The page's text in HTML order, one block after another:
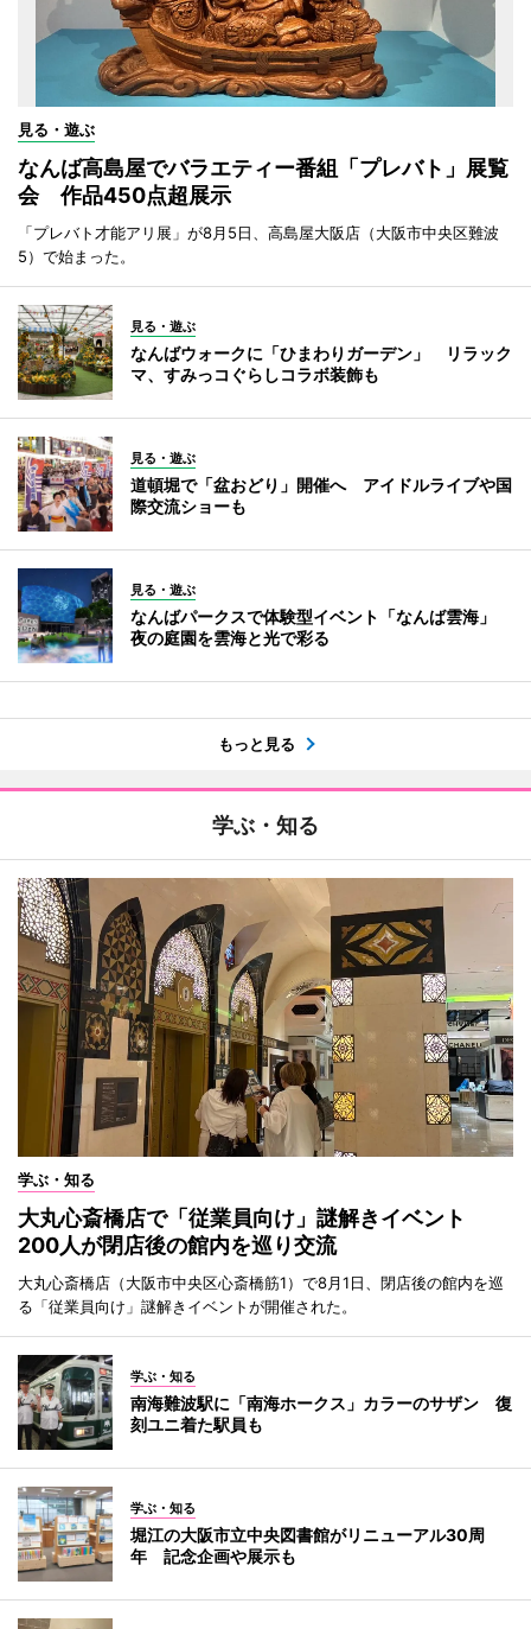
見る・遊ぶ
なんば高島屋でバラエティー番組「プレバト」展覧
会 作品450点超展示
「プレバト才能アリ展」が8月5日、高島屋大阪店（大阪市中央区難波
5）で始まった。
見る・遊ぶ
なんばウォークに「ひまわりガーデン」 リラック
マ、すみっコぐらしコラボ装飾も
見る・遊ぶ
道頓堀で「盆おどり」開催へ アイドルライブや国
際交流ショーも
見る・遊ぶ
なんばパークスで体験型イベント「なんば雲海」
夜の庭園を雲海と光で彩る
もっと見る
学ぶ・知る
学ぶ・知る
大丸心斎橋店で「従業員向け」謎解きイベント
200人が閉店後の館内を巡り交流
大丸心斎橋店（大阪市中央区心斎橋筋1）で8月1日、閉店後の館内を巡
る「従業員向け」謎解きイベントが開催された。
学ぶ・知る
南海難波駅に「南海ホークス」カラーのサザン 復
刻ユニ着た駅員も
学ぶ・知る
堀江の大阪市立中央図書館がリニューアル30周
年 記念企画や展示も